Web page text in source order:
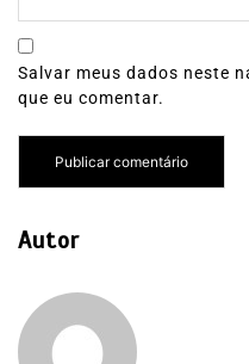
Salvar meus dados neste
que eu comentar.
Autor